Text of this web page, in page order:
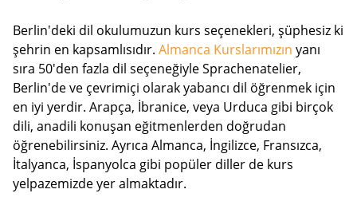
Berlin'deki dil okulumuzun kurs seçenekleri, şüphesiz ki
şehrin en kapsamlısıdır. Almanca Kurslarımızın yanı
sıra 50'den fazla dil seçeneğiyle Sprachenatelier,
Berlin'de ve çevrimiçi olarak yabancı dil öğrenmek için
en iyi yerdir. Arapça, İbranice, veya Urduca gibi birçok
dili, anadili konuşan eğitmenlerden doğrudan
öğrenebilirsiniz. Ayrıca Almanca, İngilizce, Fransızca,
İtalyanca, İspanyolca gibi popüler diller de kurs
yelpazemizde yer almaktadır.